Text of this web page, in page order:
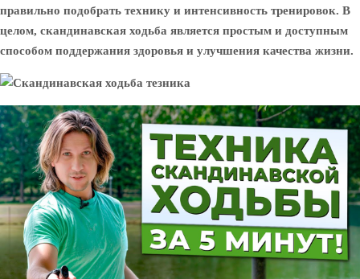
правильно подобрать технику и интенсивность тренировок. В
целом, скандинавская ходьба является простым и доступным
способом поддержания здоровья и улучшения качества жизни.